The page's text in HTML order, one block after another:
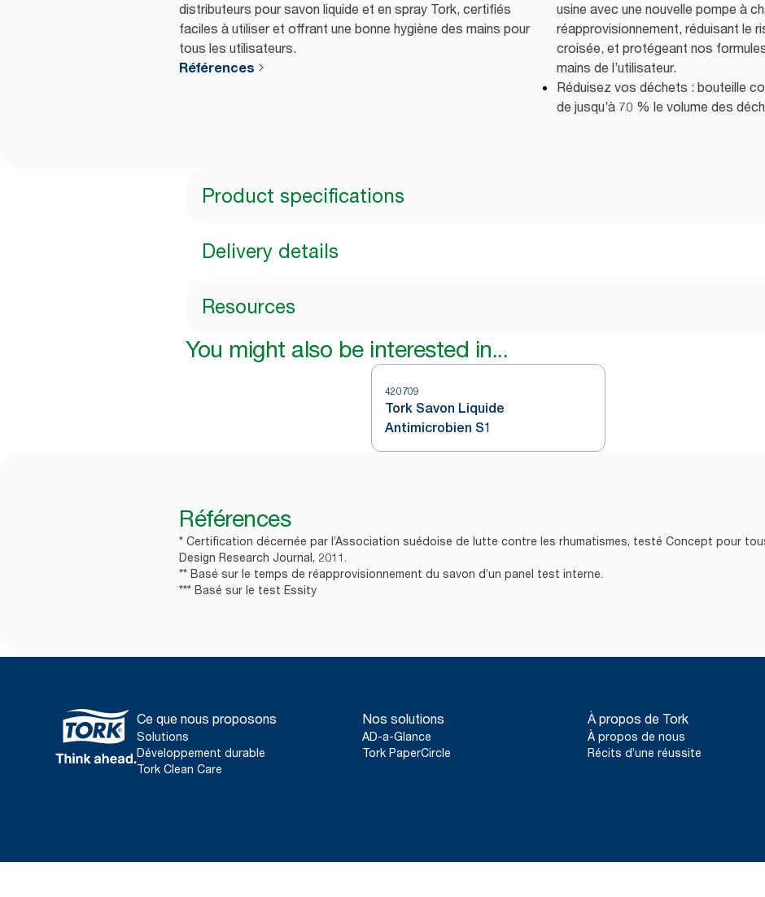
distributeurs pour savon liquide et en spray Tork, certifiés
faciles à utiliser et offrant une bonne hygiène des mains pour
tous les utilisateurs.
Références
usine avec une nouvelle pompe à
réapprovisionnement, réduisant le
croisée, et protégeant nos
mains de l’utilisateur.
Réduisez vos déchets : bouteille
de jusqu’à 70 % le volume des
Product specifications
Delivery details
Resources
You might also be interested in...
420709
Tork Savon Liquide
Antimicrobien S1
Références
* Certification décernée par l’Association suédoise de lutte contre les rhumatismes, testé Concept pour
Design Research Journal, 2011.
** Basé sur le temps de réapprovisionnement du savon d’un panel test interne.
*** Basé sur le test Essity
Ce que nous proposons
Solutions
Développement durable
Tork Clean Care
Nos solutions
AD-a-Glance
Tork PaperCircle
À propos de Tork
À propos de nous
Récits d’une réussite